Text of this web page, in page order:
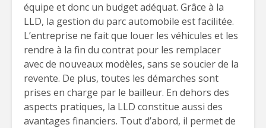
équipe et donc un budget adéquat. Grâce à la
LLD, la gestion du parc automobile est facilitée.
L’entreprise ne fait que louer les véhicules et les
rendre à la fin du contrat pour les remplacer
avec de nouveaux modèles, sans se soucier de la
revente. De plus, toutes les démarches sont
prises en charge par le bailleur. En dehors des
aspects pratiques, la LLD constitue aussi des
avantages financiers. Tout d’abord, il permet de